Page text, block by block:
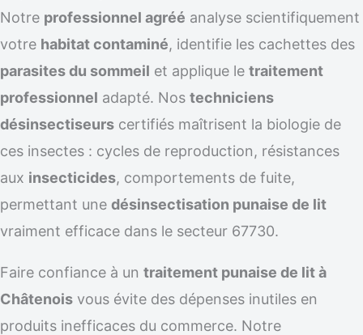
Notre professionnel agréé analyse scientifiquement
votre habitat contaminé, identifie les cachettes des
parasites du sommeil et applique le traitement
professionnel adapté. Nos techniciens
désinsectiseurs certifiés maîtrisent la biologie de
ces insectes : cycles de reproduction, résistances
aux insecticides, comportements de fuite,
permettant une désinsectisation punaise de lit
vraiment efficace dans le secteur 67730.
Faire confiance à un traitement punaise de lit à
Châtenois vous évite des dépenses inutiles en
produits inefficaces du commerce. Notre